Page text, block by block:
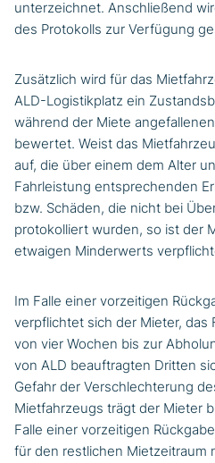
unterzeichnet. Anschließend
des Protokolls zur Verfügung
Zusätzlich wird für das
ALD-Logistikplatz ein
während der Miete
bewertet. Weist das
auf, die über einem dem Alter
Fahrleistung entsprechenden
bzw. Schäden, die nicht bei
protokolliert wurden, so ist der
etwaigen Minderwerts
Im Falle einer vorzeitigen
verpflichtet sich der Mieter, das
von vier Wochen bis zur
von ALD beauftragten Dritten
Gefahr der Verschlechterung
Mietfahrzeugs trägt der Mieter
Falle einer vorzeitigen
für den restlichen Mietzeitraum